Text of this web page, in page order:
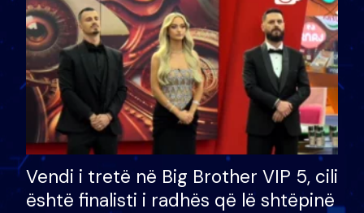
Vendi i tretë në Big Brother VIP 5, cili
është finalisti i radhës që lë shtëpinë